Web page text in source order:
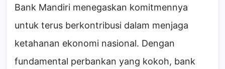
Bank Mandiri menegaskan komitmennya
untuk terus berkontribusi dalam menjaga
ketahanan ekonomi nasional. Dengan
fundamental perbankan yang kokoh, bank